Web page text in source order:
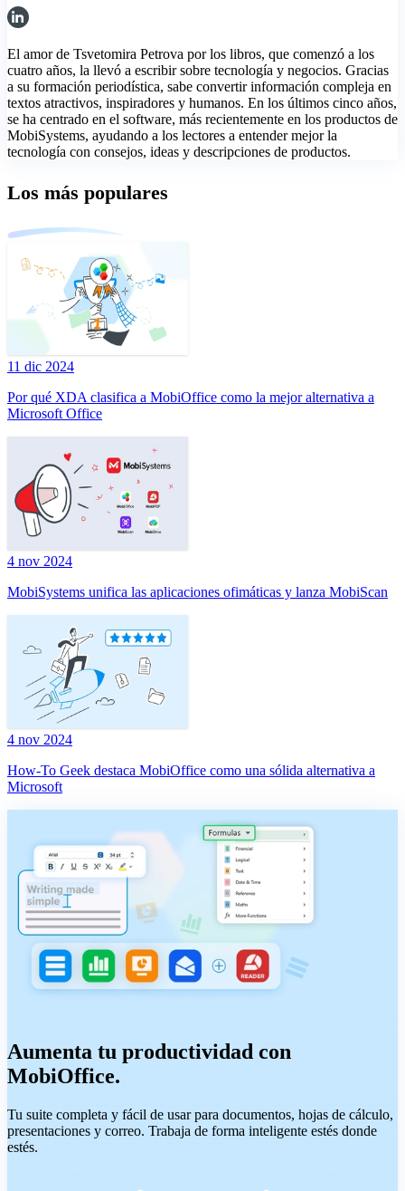
El amor de Tsvetomira Petrova por los libros, que comenzó a los
cuatro años, la llevó a escribir sobre tecnología y negocios. Gracias
a su formación periodística, sabe convertir información compleja en
textos atractivos, inspiradores y humanos. En los últimos cinco años,
se ha centrado en el software, más recientemente en los productos de
MobiSystems, ayudando a los lectores a entender mejor la
tecnología con consejos, ideas y descripciones de productos.
Los más populares
11 dic 2024
Por qué XDA clasifica a MobiOffice como la mejor alternativa a
Microsoft Office
4 nov 2024
MobiSystems unifica las aplicaciones ofimáticas y lanza MobiScan
4 nov 2024
How-To Geek destaca MobiOffice como una sólida alternativa a
Microsoft
Aumenta tu productividad con
MobiOffice.
Tu suite completa y fácil de usar para documentos, hojas de cálculo,
presentaciones y correo. Trabaja de forma inteligente estés donde
estés.